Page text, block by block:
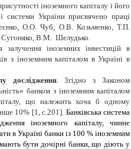
iноземного капіталу і йoго
систeми України присвячeно праці
О.О. Чуб, О.В. Козьменко, Т.П.
В.М. Шелудько.
залучення іноземних інвестицій в
з іноземним капіталом в Україні в
дослідження. Згідно з Законом
банком з іноземним капіталом
що належить хоча б одному
10% [1, с.201]. Банківська система
іноземного капіталу, чин­не
в Україні банки із 100 % іноземним
мають бути дочірні банки, що діють у